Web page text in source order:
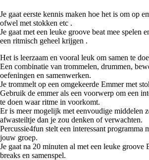
Je gaat eerste kennis maken hoe het is om op
ofwel met stokken etc .
Je gaat met een leuke groove beat mee spelen
een ritmisch geheel krijgen .
Het is leerzaam en vooral leuk om samen te
Een combinatie van trommelen, drummen,
oefeningen en samenwerken.
Je trommelt op een omgekeerde Emmer met
Gebruik de emmer als een voorwerp om een
te doen waar ritme in voorkomt.
Er is meer mogelijk met eenvoudige middelen
afwasteiltje dan je zou denken of verwachten.
Percussie4fun stelt een interessant programma
jouw groep.
Je gaat na 20 minuten al met een leuke groove
breaks en samenspel.